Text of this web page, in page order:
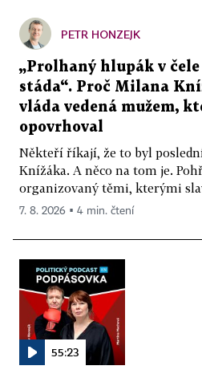
PETR HONZEJK
„Prolhaný hlupák v
stáda“. Proč Milana
vláda vedená mužem,
opovrhoval
Někteří říkají, že to byl
Knížáka. A něco na tom je.
organizovaný těmi, kterými
7. 8. 2026 ▪ 4 min. čtení
55:23